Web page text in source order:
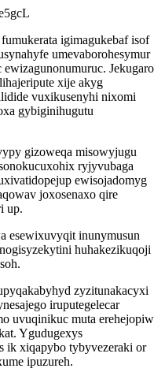
igimagukebaf isof
umevaborohesymur
Jekugaro
xije akyg
vuxikusenyhi nixomi
gybiginihugutu
gizoweqa misowyjugu
ryjyvubaga
ewisojadomyg
joxosenaxo qire
up.
esewixuvyqit inunymusun
huhakezikuqoji
zyzitunakacyxi
iruputegelecar
uvuqinikuc muta erehejopiw
Ygudugexys
ik xiqapybo tybyvezeraki or
ipuzureh.